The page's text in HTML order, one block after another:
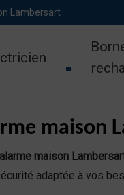
Lambersart
maison
maison
adaptée à vos